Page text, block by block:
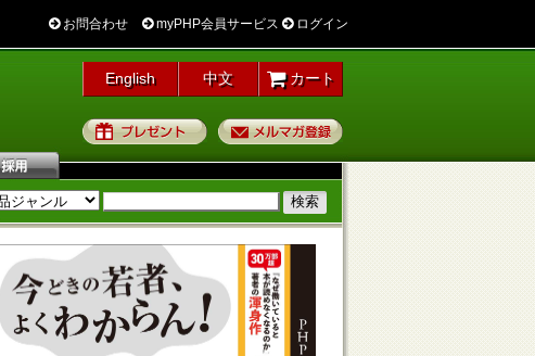
お問合わせ myPHP会員サービス ログイン
English 中文 カート
プレゼント